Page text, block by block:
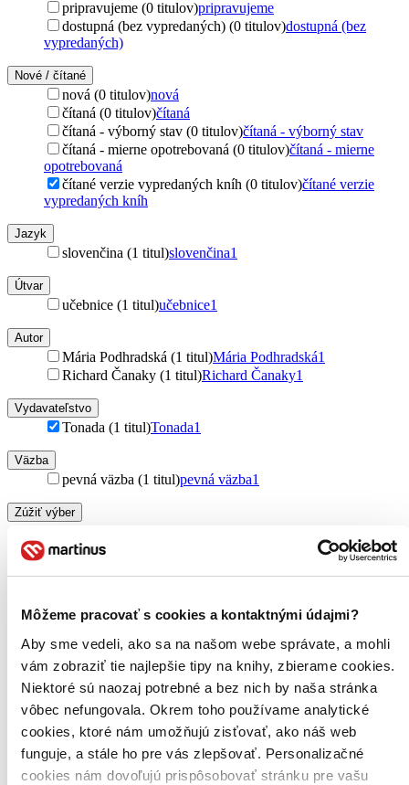
Môžeme pracovať s cookies a kontaktnými údajmi?
Aby sme vedeli, ako sa na našom webe správate, a mohli
vám zobraziť tie najlepšie tipy na knihy, zbierame cookies.
Niektoré sú naozaj potrebné a bez nich by naša stránka
vôbec nefungovala. Okrem toho používame analytické
cookies, ktoré nám umožňujú zisťovať, ako náš web
funguje, a stále ho pre vás zlepšovať. Personalizačné
cookies nám dovoľujú prispôsobovať stránku pre vašu
pripravujeme (0 titulov)pripravujeme
dostupná (bez vypredaných) (0 titulov)dostupná (bez
vypredaných)
Nové / čítané
nová (0 titulov)nová
čítaná (0 titulov)čítaná
čítaná - výborný stav (0 titulov)čítaná - výborný stav
čítaná - mierne opotrebovaná (0 titulov)čítaná - mierne
opotrebovaná
čítané verzie vypredaných kníh (0 titulov)čítané verzie
vypredaných kníh
Jazyk
slovenčina (1 titul)slovenčina1
Útvar
učebnice (1 titul)učebnice1
Autor
Mária Podhradská (1 titul)Mária Podhradská1
Richard Čanaky (1 titul)Richard Čanaky1
Vydavateľstvo
Tonada (1 titul)Tonada1
Väzba
pevná väzba (1 titul)pevná väzba1
Zúžiť výber
Zoradiť
Bestsellery
Top hodnotené
Novinky
Najdrahšie
Najlacnejšie
Najvyššia zľava
Použité filtre